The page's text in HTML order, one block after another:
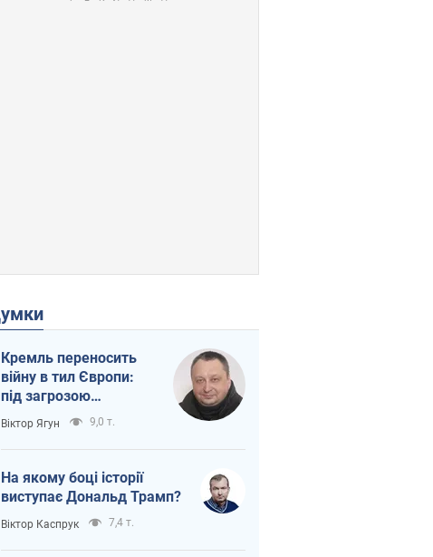
Думки
Кремль переносить
війну в тил Європи:
під загрозою
критична логістика
Віктор Ягун 9,0 т.
На якому боці історії
виступає Дональд Трамп?
Віктор Каспрук 7,4 т.